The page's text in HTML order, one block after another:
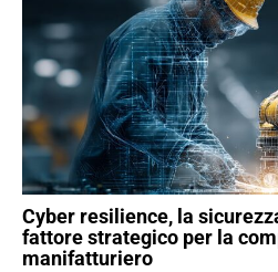
Cyber resilience, la
fattore strategico per la
manifatturiero